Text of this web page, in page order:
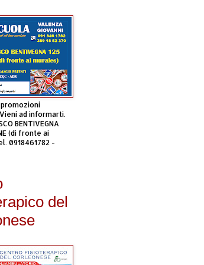
ad informarti.
BENTIVEGNA
(di fronte ai
0918461782 -
del